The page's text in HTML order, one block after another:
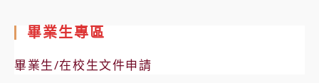
畢業生專區
畢業生/在校生文件申請